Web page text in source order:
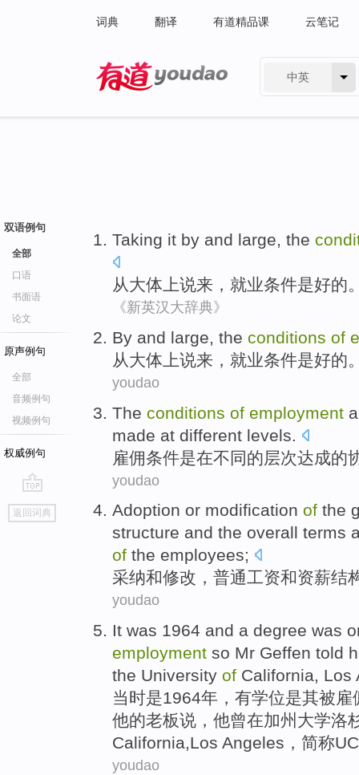
词典 翻译 有道精品课 云笔记
中英
双语例句
全部
口语
书面语
论文
原声例句
全部
音频例句
视频例句
权威例句
go
top
返回词典
Taking it by and large, the
从大体上说来， 就业条件是好的
《新英汉大辞典》
By and large, the conditions of
从大体上说来， 就业条件是好的
youdao
The conditions of employment
made at different levels
雇佣条件是在不同的层次达成的
youdao
Adoption or modification of the
structure and the overall terms
of the employees;
采纳和修改 ， 普通工资和资薪结
youdao
It was 1964 and a degree was
employment so Mr Geffen told
the University of California, Los
当时是1964年， 有学位是其被雇
他的老板说 ， 他曾在加州 大学洛
California,Los Angeles，简称
youdao